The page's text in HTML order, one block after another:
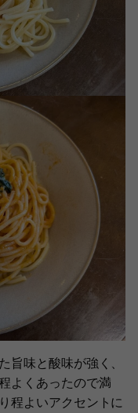
旨味と酸味が強く、
よくあったので満
程よいアクセントに